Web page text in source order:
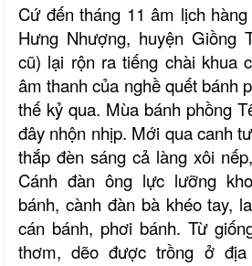
Cứ đến tháng 11 âm lịch
Hưng Nhượng, huyện Giồng
cũ) lại rộn ra tiếng chài khua
âm thanh của nghề quết bánh
thế kỷ qua. Mùa bánh phồng
đây nhộn nhịp. Mới qua canh
thắp đèn sáng cả làng xôi
Cánh đàn ông lực lưỡng
bánh, cành đàn bà khéo tay,
cán bánh, phơi bánh. Từ
thơm, dẽo được trồng ở